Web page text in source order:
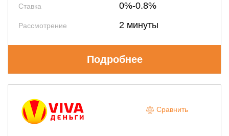
Ставка 0%-0.8%
Рассмотрение 2 минуты
Подробнее
Сравнить